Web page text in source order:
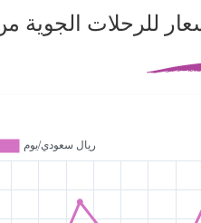
للرحلات الجوية